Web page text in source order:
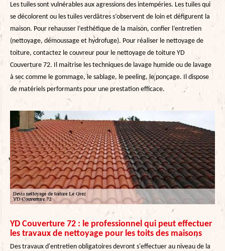
Les tuiles sont vulnérables aux agressions des intempéries. Les tuiles qui
se décolorent ou les tuiles verdâtres s’observent de loin et défigurent la
maison. Pour rehausser l’esthétique de la maison, confier l’entretien
(nettoyage, démoussage et hydrofuge). Pour réaliser le nettoyage de
toiture, contactez le couvreur pour le nettoyage de toiture YD
Couverture 72. Il maitrise les techniques de lavage humide ou de lavage
à sec comme le gommage, le sablage, le peeling, le ponçage. Il dispose
de matériels performants pour une prestation efficace.
YD Couverture 72 : le professionnel qui peut effectuer
les travaux de nettoyage pour les toits des maisons
Des travaux d'entretien obligatoires devront s'effectuer au niveau de la